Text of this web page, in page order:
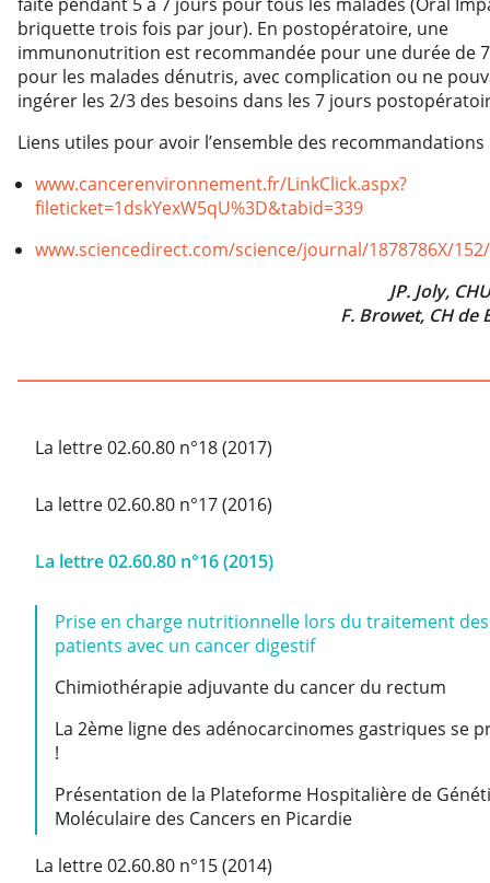
La lettre 02.60.80 n°18 (2017)
La lettre 02.60.80 n°17 (2016)
La lettre 02.60.80 n°16 (2015)
Prise en charge nutritionnelle lors du traitement des
patients avec un cancer digestif
Chimiothérapie adjuvante du cancer du rectum
La 2ème ligne des adénocarcinomes gastriques se
!
Présentation de la Plateforme Hospitalière de
Moléculaire des Cancers en Picardie
La lettre 02.60.80 n°15 (2014)
briquette trois fois par jour). En postopératoire, une
immunonutrition est recommandée pour une durée de
pour les malades dénutris, avec complication ou ne
ingérer les 2/3 des besoins dans les 7 jours
Liens utiles pour avoir l’ensemble des recommandations
www.cancerenvironnement.fr/LinkClick.aspx?
fileticket=1dskYexW5qU%3D&tabid=339
www.sciencedirect.com/science/journal/1878786X/
JP. Joly,
F. Browet, CH de